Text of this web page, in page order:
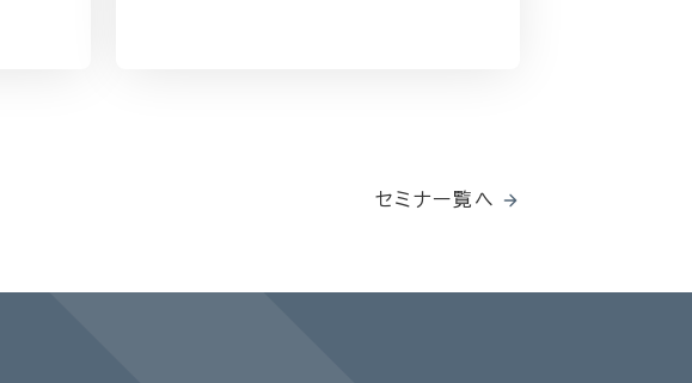
セミナー覧へ